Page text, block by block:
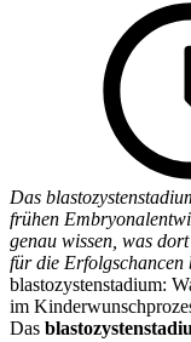
Das
frühen
genau wissen, was
für die Erfolgschancen
blastozystenstadium:
im
Das